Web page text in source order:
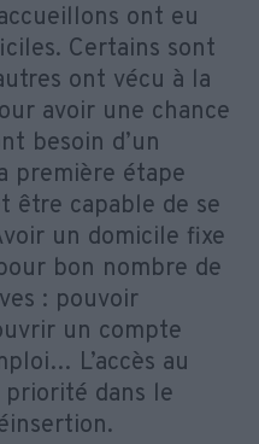
ont eu
Certains sont
ont vécu à la
avoir une chance
besoin d’un
première étape
être capable de se
un domicile fixe
bon nombre de
: pouvoir
un compte
L’accès au
dans le